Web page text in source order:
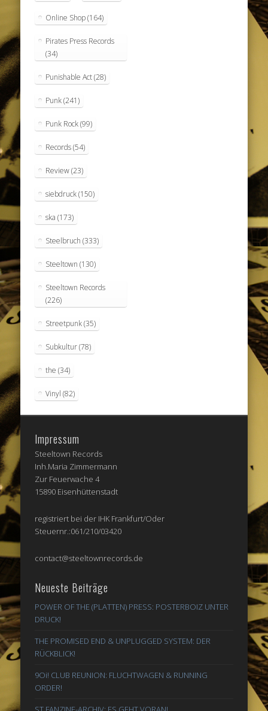
Online Shop(164)
Pirates Press Records
(34)
Punishable Act(28)
Punk(241)
Punk Rock(99)
Records(54)
Review(23)
siebdruck(150)
ska (173)
Steelbruch (333)
Steeltown (130)
Steeltown Records
(226)
Streetpunk(35)
Subkultur(78)
the (34)
Vinyl (82)
Impressum
Steeltown Records
Inh.Maria Zimmermann
Zur Feuerwache 4
15890 Eisenhüttenstadt
registriert bei der IHK Frankfurt/Oder
Steuernr.:061/210/03420
contact@steeltownrecords.de
Neueste Beiträge
POWER OF THE (PLATTEN) PRESS: POSTERBOIZ UNTER
DRUCK!
THE PROMISED END & UNPLUGGED SYSTEM: DER
RÜCKBLICK!
9Oi! CLUB REUNION: FLUCHTWAGEN & RUNNING
ORDER!